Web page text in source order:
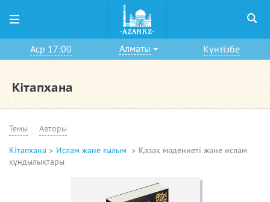
Аср 17:00 Алматы Күнтізбе
Кітапхана
Темы Авторы
Кітапхана Ислам және ғылым
Қазақ мәдениеті және ислам
құндылықтары